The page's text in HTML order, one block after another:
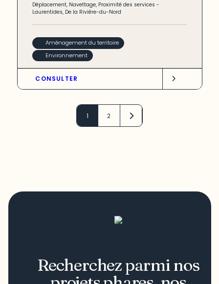
Déplacement, Navettage, Proximité des services -
Laurentides, De la Rivière-du-Nord
Aménagement du territoire
Environnement
CONSULTER
1 2
Recherchez parmi nos